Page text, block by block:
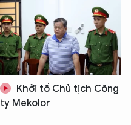
Khởi tố Chủ tịch Công
ty Mekolor